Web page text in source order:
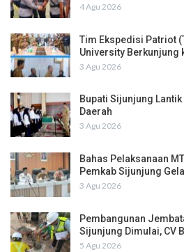
4 Agu 2026
Tim Ekspedisi Patriot
University Berkunjung
3 Agu 2026
Bupati Sijunjung
Daerah
3 Agu 2026
Bahas Pelaksanaan
Pemkab Sijunjung
3 Agu 2026
Pembangunan
Sijunjung Dimulai, CV
5 Agu 2026